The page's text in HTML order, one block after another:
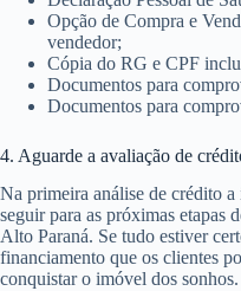
Opção de Compra e
vendedor;
Cópia do RG e CPF
Documentos para
Documentos para
4. Aguarde a avaliação de
Na primeira análise de crédito
seguir para as próximas etapas
Alto Paraná. Se tudo estiver
financiamento que os clientes
conquistar o imóvel dos sonhos.